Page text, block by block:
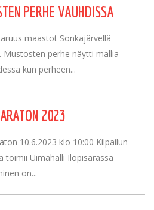
PERHE VAUHDISSA
maastot Sonkajärvellä
Mustosten perhe näytti mallia
kun perheen...
2023
10.6.2023 klo 10:00 Kilpailun
toimii Uimahalli Ilopisarassa
on...